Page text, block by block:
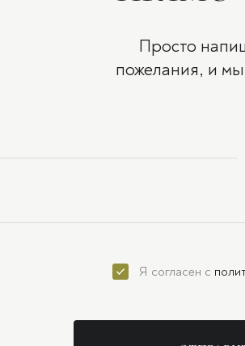
Просто
пожелания, и
Я согласен с